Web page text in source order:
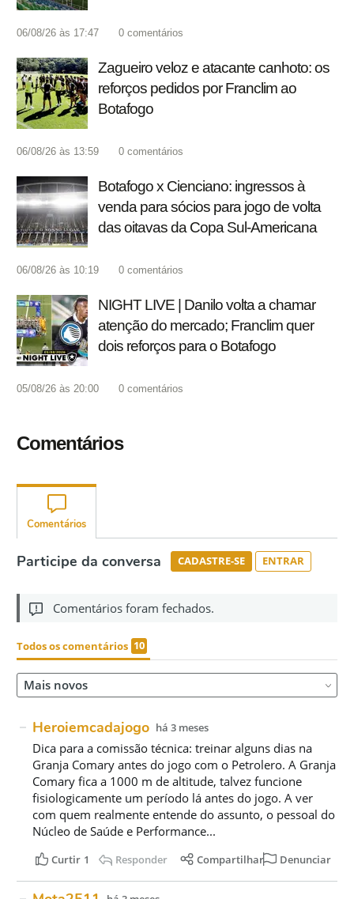
06/08/26 às 17:47 0 comentários
Zagueiro veloz e atacante canhoto: os
reforços pedidos por Franclim ao
Botafogo
06/08/26 às 13:59 0 comentários
Botafogo x Cienciano: ingressos à
venda para sócios para jogo de volta
das oitavas da Copa Sul-Americana
06/08/26 às 10:19 0 comentários
NIGHT LIVE | Danilo volta a chamar
atenção do mercado; Franclim quer
dois reforços para o Botafogo
05/08/26 às 20:00 0 comentários
Comentários